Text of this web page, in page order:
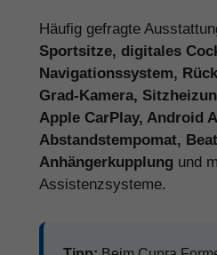
Häufig gefragte
Sportsitze, digitales
Navigationssystem,
Grad-Kamera,
Apple CarPlay, Android
Abstandstempomat,
Anhängerkupplung und
Assistenzsysteme.